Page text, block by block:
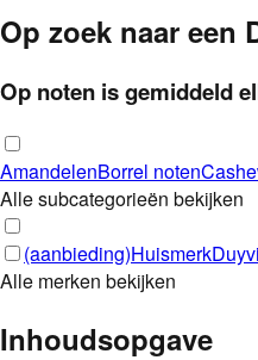
Op zoek naar een
Op noten is gemiddeld
AmandelenBorrel noten
Alle subcategorieën bekijken
(aanbieding)Huismerk
Alle merken bekijken
Inhoudsopgave